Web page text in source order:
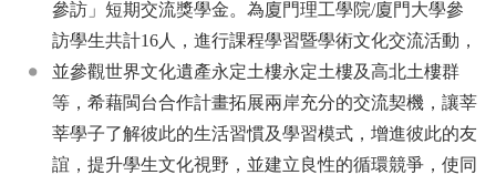
參訪」短期交流獎學金。為廈門理工學院/廈門大學參
訪學生共計16人，進行課程學習暨學術文化交流活動，
並參觀世界文化遺產永定土樓永定土樓及高北土樓群
等，希藉閩台合作計畫拓展兩岸充分的交流契機，讓莘
莘學子了解彼此的生活習慣及學習模式，增進彼此的友
誼，提升學生文化視野，並建立良性的循環競爭，使同